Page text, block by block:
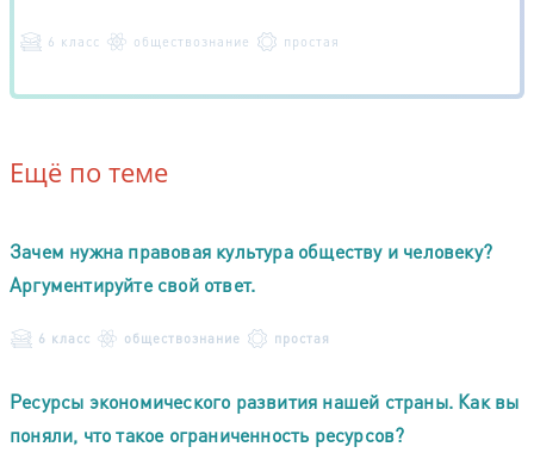
6 класс обществознание простая
Ещё по теме
Зачем нужна правовая культура обществу и человеку?
Аргументируйте свой ответ.
6 класс обществознание простая
Ресурсы экономического развития нашей страны. Как вы
поняли, что такое ограниченность ресурсов?